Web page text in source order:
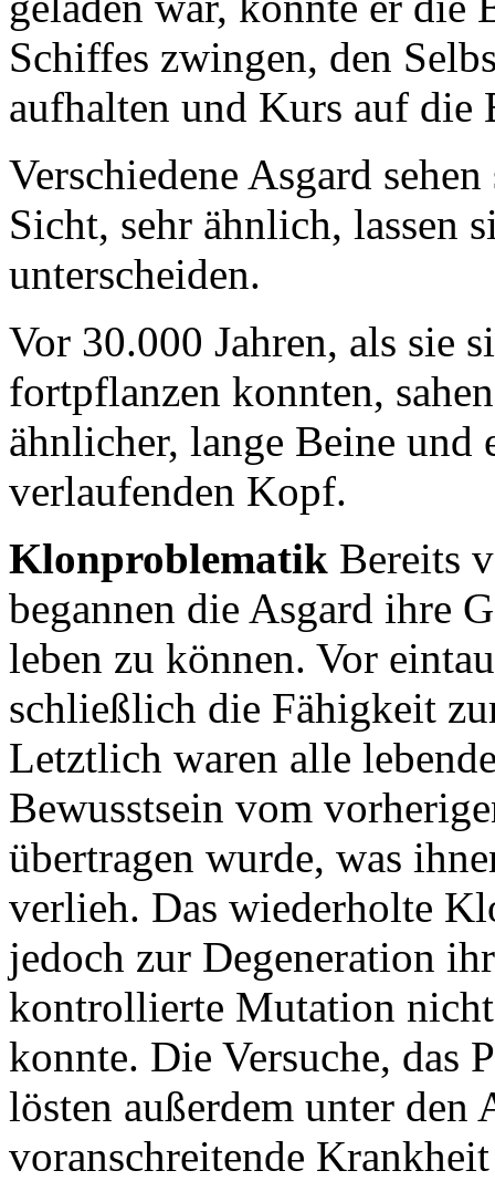
Schiffes zwingen, den
aufhalten und Kurs auf die
Verschiedene Asgard
Sicht, sehr ähnlich, lassen
unterscheiden.
Vor 30.000 Jahren, als sie
fortpflanzen konnten,
ähnlicher, lange Beine und
verlaufenden Kopf.
Klonproblematik Bereits
begannen die Asgard ihre
leben zu können. Vor
schließlich die Fähigkeit
Letztlich waren alle
Bewusstsein vom
übertragen wurde, was
verlieh. Das wiederholte
jedoch zur Degeneration
kontrollierte Mutation
konnte. Die Versuche, das
lösten außerdem unter den
voranschreitende Krankheit